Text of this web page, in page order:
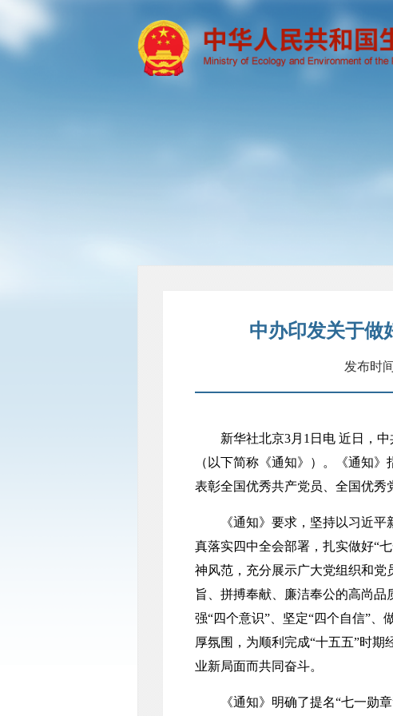
中办印发关于做
发布时
新华社北京3月1日电 近日，中
（以下简称《通知》）。《通知
表彰全国优秀共产党员、全国优秀
《通知》要求，坚持以习近平新
真落实四中全会部署，扎实做好“
神风范，充分展示广大党组织和
旨、拼搏奉献、廉洁奉公的高尚
强“四个意识”、坚定“四个自信”
厚氛围，为顺利完成“十五五”时
业新局面而共同奋斗。
《通知》明确了提名“七一勋章”